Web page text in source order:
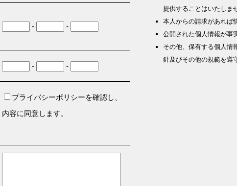
- -
- -
プライバシーポリシーを確認し、
内容に同意します。
提供することはいたしま
本人からの請求があれば
公開された個人情報が事
その他、保有する個人情
針及びその他の規範を遵